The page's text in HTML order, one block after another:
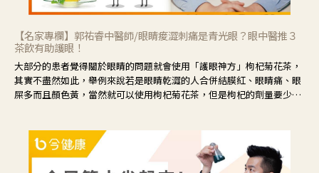
【名家專欄】郭祐睿中醫師/眼睛痠澀刺痛是青光眼？眼中醫推３
茶飲有助護眼！
大部分的患者覺得關於眼睛的問題就會使用「護眼神方」枸杞菊花茶，
其實不盡然如此，舉例來說若是眼睛乾澀的人合併結膜紅、眼睛痛、眼
屎多而且顏色黃，當然就可以使用枸杞菊花茶，但是枸杞的劑量要少，
候就要使用菊花、金銀花來治療；假如單純的眼睛乾澀，結膜沒有紅，
眼睛周圍沒有眼屎，這種情況是屬於「陰虛」，就可以使用枸杞、蓮
藕、麥門冬、山藥等比較滋潤的藥材，效果就更顯著。